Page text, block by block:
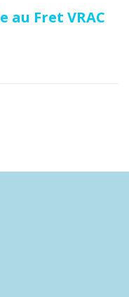
au Fret VRAC